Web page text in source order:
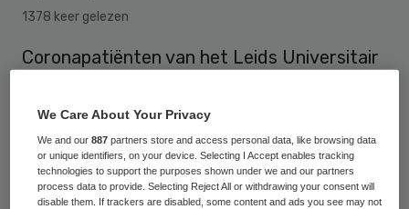
1378 keer gelezen
Coronapatiënten van het Leids Universitair
zijn opgeknapt, kunnen sneller naar huis
dankzij een set meetapparatuur waarmee
ze hun toestand zelf goed kunnen
monitoren.
We Care About Your Privacy
We and our887 partners store and access personal data, like browsing data
or unique identifiers, on your device. Selecting I Accept enables tracking
technologies to support the purposes shown under we and our partners
process data to provide. Selecting Reject All or withdrawing your consent will
disable them. If trackers are disabled, some content and ads you see may not